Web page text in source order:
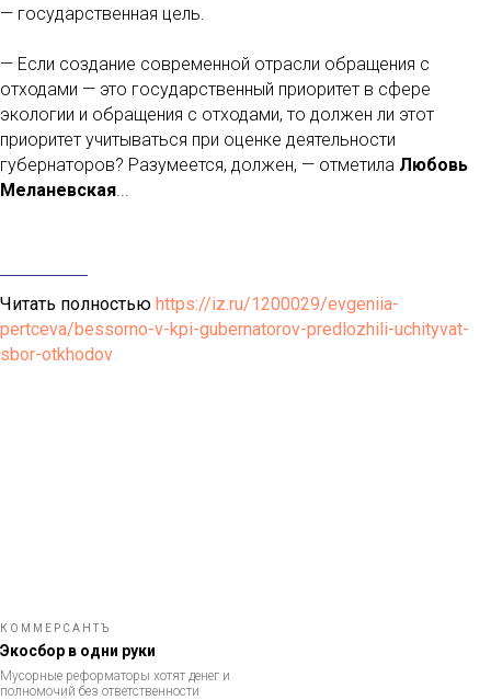
— государственная цель.
— Если создание современной отрасли обращения с
отходами — это государственный приоритет в сфере
экологии и обращения с отходами, то должен ли этот
приоритет учитываться при оценке деятельности
губернаторов? Разумеется, должен, — отметила Любовь
Меланевская...
Читать полностью https://iz.ru/1200029/evgeniia-
pertceva/bessorno-v-kpi-gubernatorov-predlozhili-uchityvat-
sbor-otkhodov
КОММЕРСАНТЪ
Экосбор в одни руки
Мусорные реформаторы хотят денег и
полномочий без ответственности